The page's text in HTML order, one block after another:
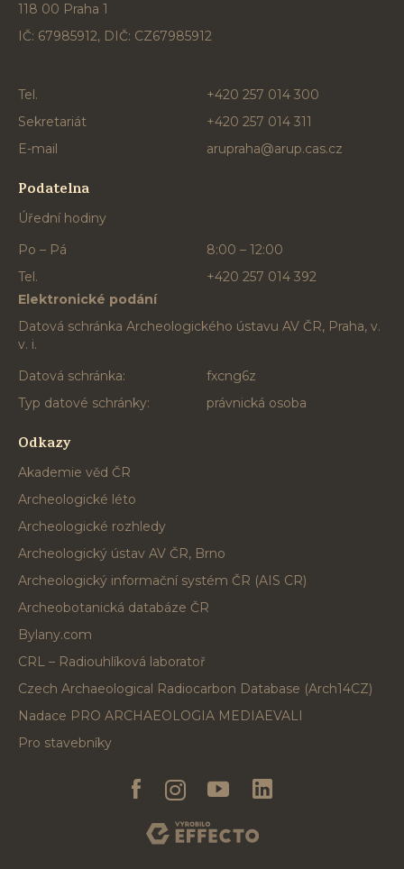
118 00 Praha 1
IČ: 67985912, DIČ: CZ67985912
Tel.
+420 257 014 300
Sekretariát
+420 257 014 311
E-mail
arupraha@arup.cas.cz
Podatelna
Úřední hodiny
Po – Pá
8:00 – 12:00
Tel.
+420 257 014 392
Elektronické podání
Datová schránka Archeologického ústavu AV ČR, Praha, v.
v. i.
Datová schránka:
fxcng6z
Typ datové schránky:
právnická osoba
Odkazy
Akademie věd ČR
Archeologické léto
Archeologické rozhledy
Archeologický ústav AV ČR, Brno
Archeologický informační systém ČR (AIS CR)
Archeobotanická databáze ČR
Bylany.com
CRL – Radiouhlíková laboratoř
Czech Archaeological Radiocarbon Database (Arch14CZ)
Nadace PRO ARCHAEOLOGIA MEDIAEVALI
Pro stavebníky